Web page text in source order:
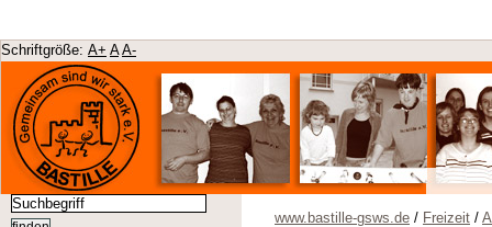
Schriftgröße: A+ A A-
www.bastille-gsws.de / Freizeit /